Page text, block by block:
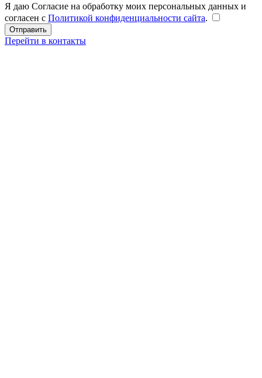
Я даю Согласие на обработку моих персональных данных и
согласен с Политикой конфиденциальности сайта.
Перейти в контакты